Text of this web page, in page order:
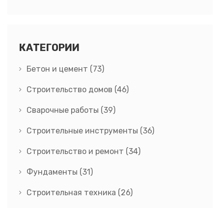
КАТЕГОРИИ
Бетон и цемент (73)
Строительство домов (46)
Сварочные работы (39)
Строительные инструменты (36)
Строительство и ремонт (34)
Фундаменты (31)
Строительная техника (26)